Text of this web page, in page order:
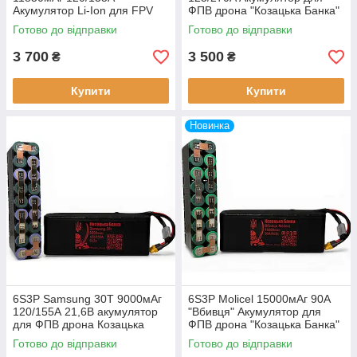
Акумулятор Li-Ion для FPV
дрона «Козацька Банка»
Готово до відправки
3 700 ₴
Купити
ФПВ дрона "Козацька Банка"
Готово до відправки
3 500 ₴
Купити
6S3P Samsung 30T 9000мАг
120/155А 21,6В акумулятор
для ФПВ дрона Козацька
Банка
Готово до відправки
Новинка
6S3P Molicel 15000мАг 90А
"Вбивця" Акумулятор для
ФПВ дрона "Козацька Банка"
Готово до відправки